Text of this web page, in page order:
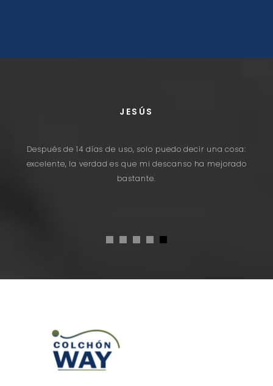
JESÚS
Después de 14 días de uso, solo puedo decir una cosa:
excelente, la verdad es que mi descanso ha mejorado
bastante.